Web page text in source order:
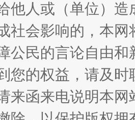
生不息 一
他人或（单位）
社会影响的，本
公民的言论自由
您的权益，请及
来函来电说明本